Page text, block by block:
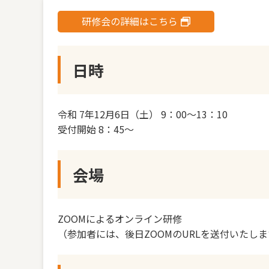
研修会の詳細はこちら
日時
令和 7年12月6日（土） 9：00～13：10
受付開始 8：45～
会場
ZOOMによるオンライン研修
（参加者には、後日ZOOMのURLを送付いたし